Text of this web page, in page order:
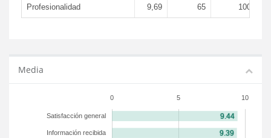
Profesionalidad 9,69 65 100,00 %
Media
0 5 10
Satisfacción general
Información recibida